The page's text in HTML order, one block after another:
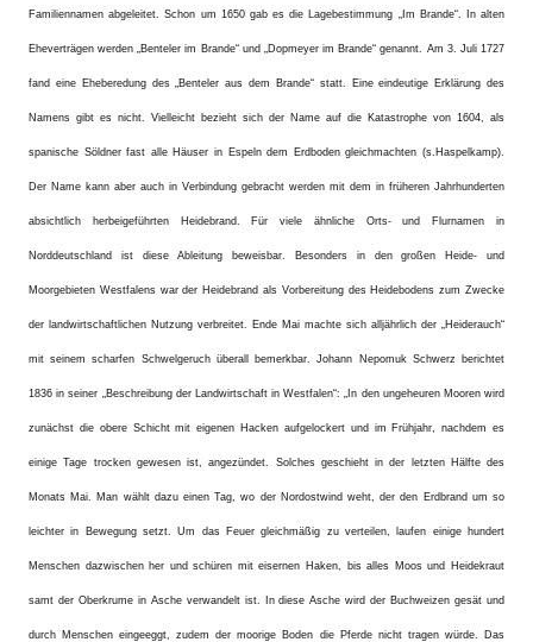
Familiennamen abgeleitet. Schon um 1650 gab es die Lagebestimmung „Im Brande“. In alten
Eheverträgen werden „Benteler im Brande“ und „Dopmeyer im Brande“ genannt. Am 3. Juli 1727
fand eine Eheberedung des „Benteler aus dem Brande“ statt. Eine eindeutige Erklärung des
Namens gibt es nicht. Vielleicht bezieht sich der Name auf die Katastrophe von 1604, als
spanische Söldner fast alle Häuser in Espeln dem Erdboden gleichmachten (s.Haspelkamp).
Der Name kann aber auch in Verbindung gebracht werden mit dem in früheren Jahrhunderten
absichtlich herbeigeführten Heidebrand. Für viele ähnliche Orts- und Flurnamen in
Norddeutschland ist diese Ableitung beweisbar. Besonders in den großen Heide- und
Moorgebieten Westfalens war der Heidebrand als Vorbereitung des Heidebodens zum Zwecke
der landwirtschaftlichen Nutzung verbreitet. Ende Mai machte sich alljährlich der „Heiderauch“
mit seinem scharfen Schwelgeruch überall bemerkbar. Johann Nepomuk Schwerz berichtet
1836 in seiner „Beschreibung der Landwirtschaft in Westfalen“: „In den ungeheuren Mooren wird
zunächst die obere Schicht mit eigenen Hacken aufgelockert und im Frühjahr, nachdem es
einige Tage trocken gewesen ist, angezündet. Solches geschieht in der letzten Hälfte des
Monats Mai. Man wählt dazu einen Tag, wo der Nordostwind weht, der den Erdbrand um so
leichter in Bewegung setzt. Um das Feuer gleichmäßig zu verteilen, laufen einige hundert
Menschen dazwischen her und schüren mit eisernen Haken, bis alles Moos und Heidekraut
samt der Oberkrume in Asche verwandelt ist. In diese Asche wird der Buchweizen gesät und
durch Menschen eingeeggt, zudem der moorige Boden die Pferde nicht tragen würde. Das